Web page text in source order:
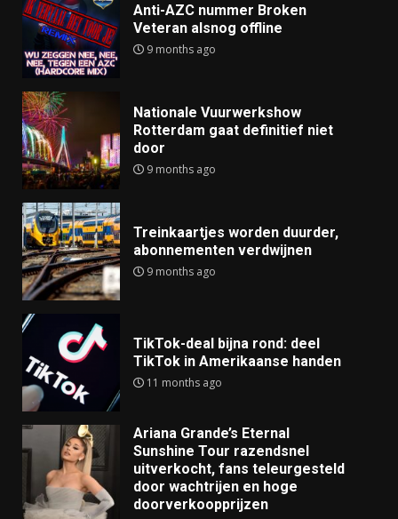
Anti-AZC nummer Broken
Veteran alsnog offline
9 months ago
Nationale Vuurwerkshow
Rotterdam gaat definitief niet
door
9 months ago
Treinkaartjes worden duurder,
abonnementen verdwijnen
9 months ago
TikTok-deal bijna rond: deel
TikTok in Amerikaanse handen
11 months ago
Ariana Grande’s Eternal
Sunshine Tour razendsnel
uitverkocht, fans teleurgesteld
door wachtrijen en hoge
doorverkoopprijzen